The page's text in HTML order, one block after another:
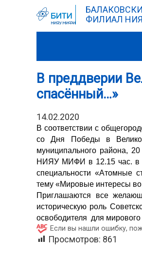
ФИЛИАЛ
В преддверии
спасённый…»
14.02.2020
В соответствии с
со Дня Победы в Великой
муниципального района,
НИЯУ МИФИ в 12.15 час. в
специальности «Атомные
тему «Мировые интересы
Приглашаются все
историческую роль
освободителя для
Если вы нашли ошибку,
Просмотров: 861